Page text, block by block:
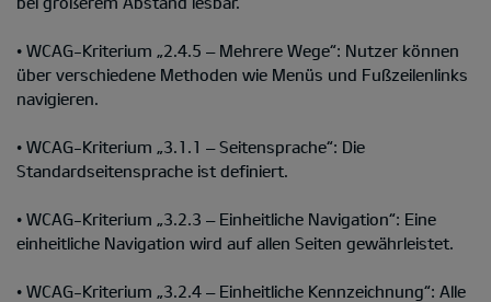
• WCAG-Kriterium „2.4.5 – Mehrere Wege“: Nutzer können
über verschiedene Methoden wie Menüs und Fußzeilenlinks
navigieren.
• WCAG-Kriterium „3.1.1 – Seitensprache“: Die
Standardseitensprache ist definiert.
• WCAG-Kriterium „3.2.3 – Einheitliche Navigation“: Eine
einheitliche Navigation wird auf allen Seiten gewährleistet.
• WCAG-Kriterium „3.2.4 – Einheitliche Kennzeichnung“: Alle